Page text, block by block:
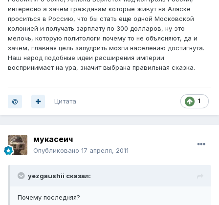
интересно а зачем гражданам которые живут на Аляске
проситься в Россию, что бы стать еще одной Московской
колонией и получать зарплату по 300 долларов, ну это
мелочь, которую политологи почему то не объясняют, да и
зачем, главная цель запудрить мозги населению достигнута.
Наш народ подобные идеи расширения империи
воспринимает на ура, значит выбрана правильная сказка.
1
Цитата
мукасеич
Опубликовано 17 апреля, 2011
yezgaushii сказал:
Почему последняя?